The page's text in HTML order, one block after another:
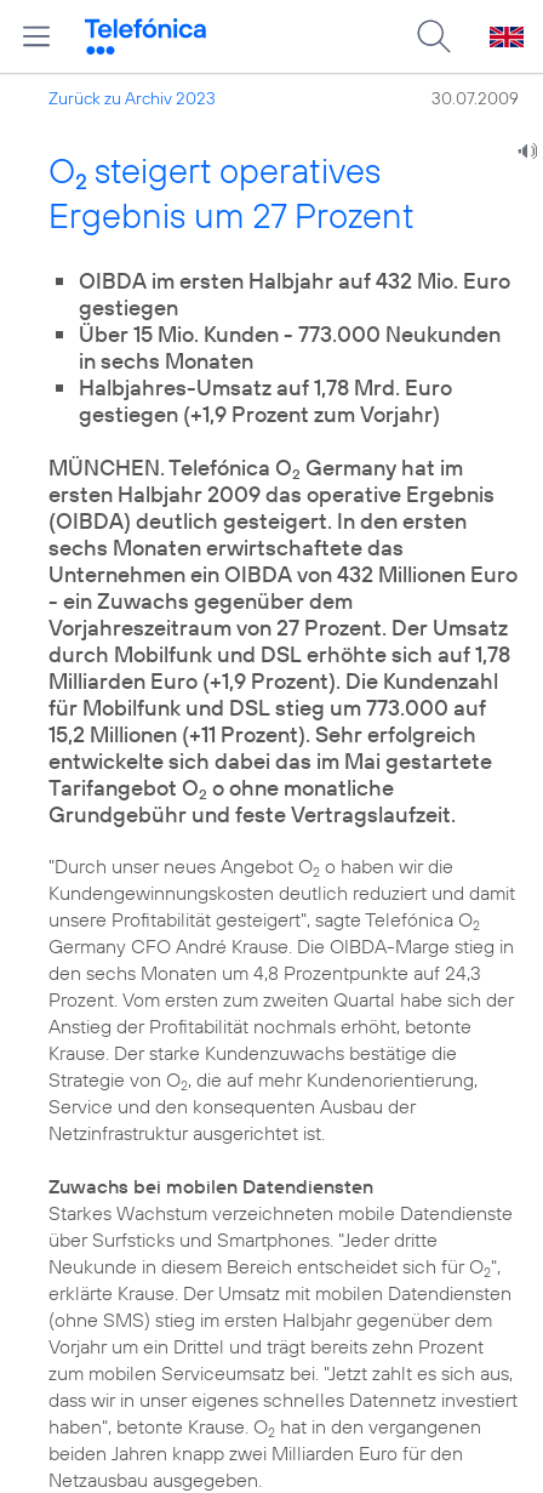
Zurück zu Archiv 2023 30.07.2009
O2 steigert operatives
Ergebnis um 27 Prozent
OIBDA im ersten Halbjahr auf 432 Mio. Euro
Über 15 Mio. Kunden - 773.000 Neukunden
in sechs Monaten
Halbjahres-Umsatz auf 1,78 Mrd. Euro
gestiegen (+1,9 Prozent zum Vorjahr)
MÜNCHEN. Telefónica O2 Germany hat im
ersten Halbjahr 2009 das operative Ergebnis
(OIBDA) deutlich gesteigert. In den ersten
sechs Monaten erwirtschaftete das
Unternehmen ein OIBDA von 432 Millionen Euro
- ein Zuwachs gegenüber dem
Vorjahreszeitraum von 27 Prozent. Der Umsatz
durch Mobilfunk und DSL erhöhte sich auf 1,78
Milliarden Euro (+1,9 Prozent). Die Kundenzahl
für Mobilfunk und DSL stieg um 773.000 auf
15,2 Millionen (+11 Prozent). Sehr erfolgreich
entwickelte sich dabei das im Mai gestartete
Tarifangebot O2 o ohne monatliche
Grundgebühr und feste Vertragslaufzeit.
"Durch unser neues Angebot O2 o haben wir die
Kundengewinnungskosten deutlich reduziert und damit
unsere Profitabilität gesteigert", sagte Telefónica O2
Germany CFO André Krause. Die OIBDA-Marge stieg in
den sechs Monaten um 4,8 Prozentpunkte auf 24,3
Prozent. Vom ersten zum zweiten Quartal habe sich der
Anstieg der Profitabilität nochmals erhöht, betonte
Krause. Der starke Kundenzuwachs bestätige die
Strategie von O2, die auf mehr Kundenorientierung,
Service und den konsequenten Ausbau der
Netzinfrastruktur ausgerichtet ist.
Zuwachs bei mobilen Datendiensten
Starkes Wachstum verzeichneten mobile Datendienste
über Surfsticks und Smartphones. "Jeder dritte
Neukunde in diesem Bereich entscheidet sich für O2",
erklärte Krause. Der Umsatz mit mobilen Datendiensten
(ohne SMS) stieg im ersten Halbjahr gegenüber dem
Vorjahr um ein Drittel und trägt bereits zehn Prozent
zum mobilen Serviceumsatz bei. "Jetzt zahlt es sich aus,
dass wir in unser eigenes schnelles Datennetz investiert
haben", betonte Krause. O2 hat in den vergangenen
beiden Jahren knapp zwei Milliarden Euro für den
Netzausbau ausgegeben.